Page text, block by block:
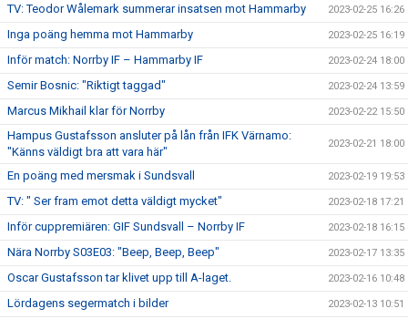
TV: Teodor Wålemark summerar insatsen mot Hammarby 2023-02-25 16:26
Inga poäng hemma mot Hammarby 2023-02-25 16:19
Inför match: Norrby IF – Hammarby IF 2023-02-24 18:00
Semir Bosnic: "Riktigt taggad" 2023-02-24 13:59
Marcus Mikhail klar för Norrby 2023-02-22 15:50
Hampus Gustafsson ansluter på lån från IFK Värnamo:
"Känns väldigt bra att vara här"
2023-02-21 18:00
En poäng med mersmak i Sundsvall 2023-02-19 19:53
TV: " Ser fram emot detta väldigt mycket" 2023-02-18 17:21
Inför cuppremiären: GIF Sundsvall – Norrby IF 2023-02-18 16:15
Nära Norrby S03E03: "Beep, Beep, Beep" 2023-02-17 13:35
Oscar Gustafsson tar klivet upp till A-laget. 2023-02-16 10:48
Lördagens segermatch i bilder 2023-02-13 10:51